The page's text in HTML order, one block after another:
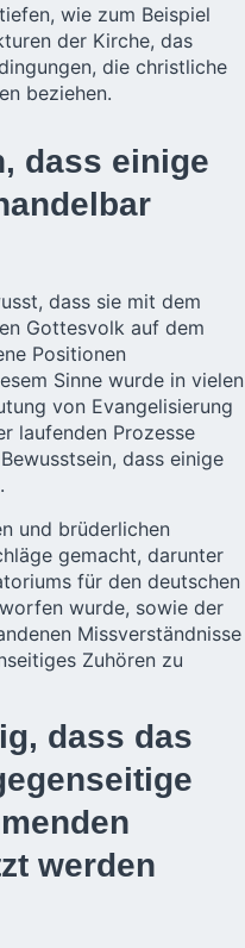
wie zum Beispiel
der Kirche, das
die christliche
beziehen.
dass einige
dass sie mit dem
Gottesvolk auf dem
Positionen
Sinne wurde in vielen
von Evangelisierung
laufenden Prozesse
dass einige
und brüderlichen
gemacht, darunter
für den deutschen
wurde, sowie der
Missverständnisse
Zuhören zu
dass das
werden